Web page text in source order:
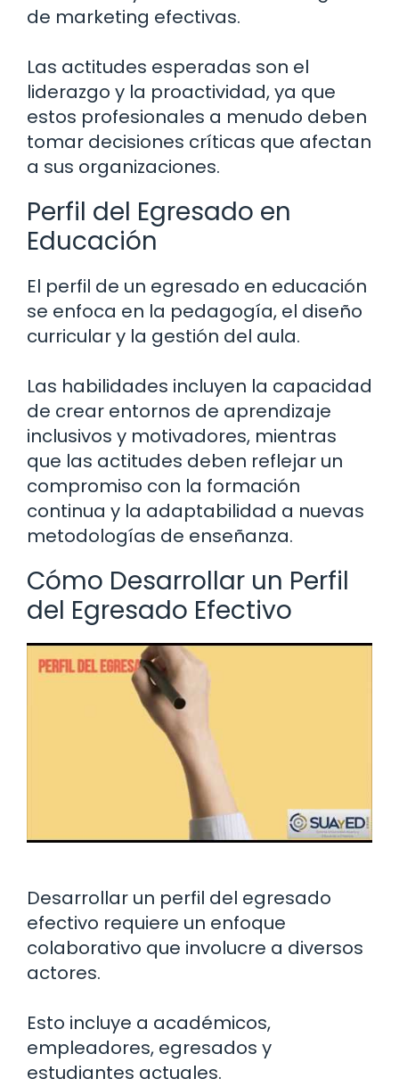
de marketing efectivas.
Las actitudes esperadas son el
liderazgo y la proactividad, ya que
estos profesionales a menudo deben
tomar decisiones críticas que afectan
a sus organizaciones.
Perfil del Egresado en
Educación
El perfil de un egresado en educación
se enfoca en la pedagogía, el diseño
curricular y la gestión del aula.
Las habilidades incluyen la capacidad
de crear entornos de aprendizaje
inclusivos y motivadores, mientras
que las actitudes deben reflejar un
compromiso con la formación
continua y la adaptabilidad a nuevas
metodologías de enseñanza.
Cómo Desarrollar un Perfil
del Egresado Efectivo
Desarrollar un perfil del egresado
efectivo requiere un enfoque
colaborativo que involucre a diversos
actores.
Esto incluye a académicos,
empleadores, egresados y
estudiantes actuales.